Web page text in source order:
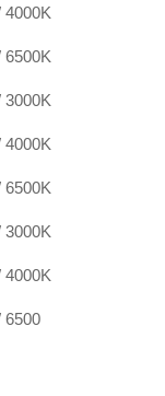
4000K
6500K
3000K
4000K
6500K
3000K
4000K
6500